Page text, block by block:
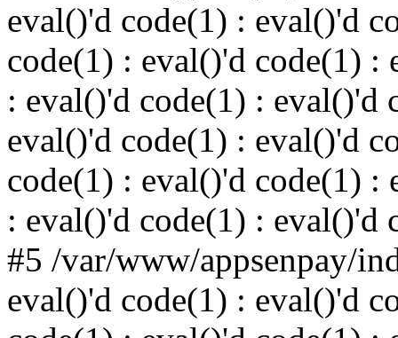
eval()'d code(1) : eval()'d
code(1) : eval()'d code(1) :
: eval()'d code(1) : eval()'d
eval()'d code(1) : eval()'d
code(1) : eval()'d code(1) :
: eval()'d code(1) : eval()'d
#5 /var/www/appsenpay/
eval()'d code(1) : eval()'d